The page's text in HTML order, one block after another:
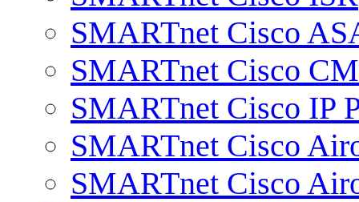
SMARTnet Cisco
SMARTnet Cisco
SMARTnet Cisco IP
SMARTnet Cisco
SMARTnet Cisco